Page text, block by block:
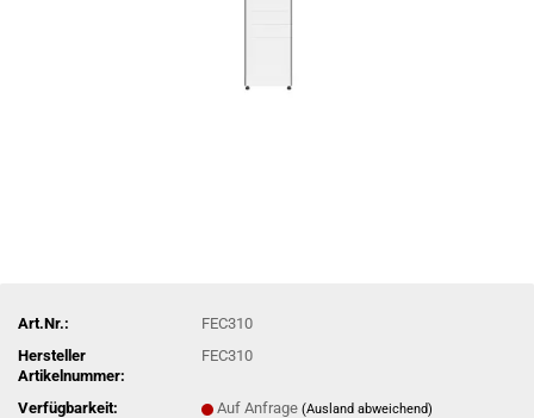
Art.Nr.:
FEC310
Hersteller
Artikelnummer:
FEC310
Verfügbarkeit: Auf Anfrage (Ausland abweichend)